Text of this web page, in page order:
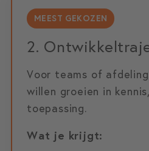
MEEST GEKOZEN
2.
Voor teams of
willen groeien in
toepassing.
Wat je krijgt: